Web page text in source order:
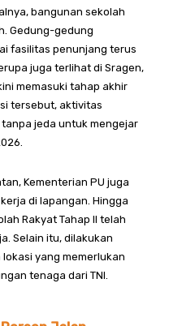
bangunan sekolah
Gedung-gedung
fasilitas penunjang terus
juga terlihat di Sragen,
memasuki tahap akhir
tersebut, aktivitas
jeda untuk mengejar
Kementerian PU juga
di lapangan. Hingga
Rakyat Tahap II telah
Selain itu, dilakukan
yang memerlukan
tenaga dari TNI.